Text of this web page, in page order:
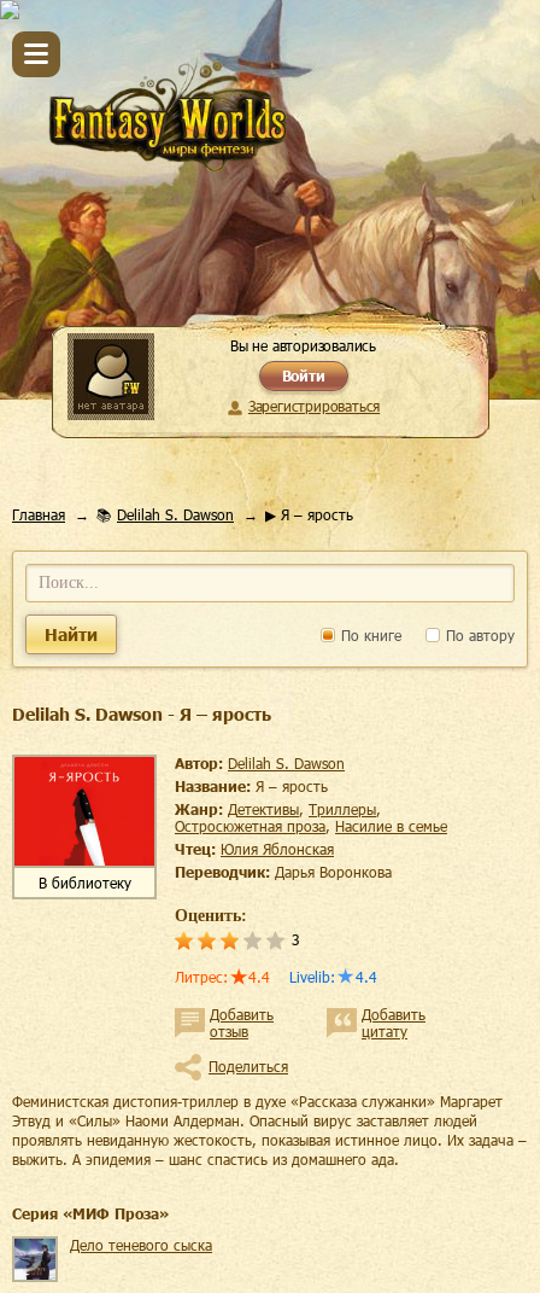
Вы не авторизовались
Войти
Зарегистрироваться
Главная 📚 Delilah S. Dawson ▶ Я – ярость
По книге По автору
Найти
Delilah S. Dawson - Я – ярость
В библиотеку
Автор: Delilah S. Dawson
Название: Я – ярость
Жанр:
детективы, триллеры,
остросюжетная проза,
насилие в семье
Чтец:
Юлия Яблонская
Переводчик: Дарья Воронкова
Оценить:
3
Литрес: 4.4 Livelib: 4.4
Добавить
отзыв
Добавить
цитату
Поделиться
Феминистская дистопия-триллер в духе «Рассказа служанки» Маргарет
Этвуд и «Силы» Наоми Алдерман. Опасный вирус заставляет людей
проявлять невиданную жестокость, показывая истинное лицо. Их задача –
выжить. А эпидемия – шанс спастись из домашнего ада.
Cерия «МИФ Проза»
Дело теневого сыска